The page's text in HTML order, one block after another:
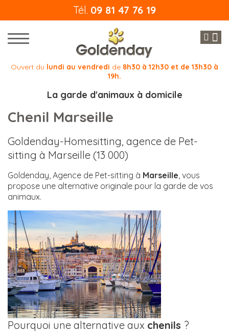
Ouvert du lundi au vendredi de 8h30 à 12h30 et de 13h30 à
19h.
Tél. 09 81 47 76 19
La garde d'animaux à domicile
Chenil Marseille
Goldenday-Homesitting, agence de Pet-
sitting à Marseille (13 000)
Goldenday, Agence de Pet-sitting à Marseille, vous
propose une alternative originale pour la garde de vos
animaux.
Pourquoi une alternative aux chenils ?